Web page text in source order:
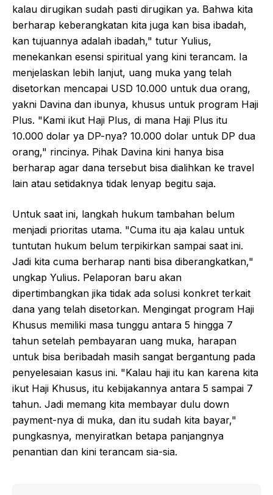
kalau dirugikan sudah pasti dirugikan ya. Bahwa kita
berharap keberangkatan kita juga kan bisa ibadah,
kan tujuannya adalah ibadah," tutur Yulius,
menekankan esensi spiritual yang kini terancam. Ia
menjelaskan lebih lanjut, uang muka yang telah
disetorkan mencapai USD 10.000 untuk dua orang,
yakni Davina dan ibunya, khusus untuk program Haji
Plus. "Kami ikut Haji Plus, di mana Haji Plus itu
10.000 dolar ya DP-nya? 10.000 dolar untuk DP dua
orang," rincinya. Pihak Davina kini hanya bisa
berharap agar dana tersebut bisa dialihkan ke travel
lain atau setidaknya tidak lenyap begitu saja.
Untuk saat ini, langkah hukum tambahan belum
menjadi prioritas utama. "Cuma itu aja kalau untuk
tuntutan hukum belum terpikirkan sampai saat ini.
Jadi kita cuma berharap nanti bisa diberangkatkan,"
ungkap Yulius. Pelaporan baru akan
dipertimbangkan jika tidak ada solusi konkret terkait
dana yang telah disetorkan. Mengingat program Haji
Khusus memiliki masa tunggu antara 5 hingga 7
tahun setelah pembayaran uang muka, harapan
untuk bisa beribadah masih sangat bergantung pada
penyelesaian kasus ini. "Kalau haji itu kan karena kita
ikut Haji Khusus, itu kebijakannya antara 5 sampai 7
tahun. Jadi memang kita membayar dulu down
payment-nya di muka, dan itu sudah kita bayar,"
pungkasnya, menyiratkan betapa panjangnya
penantian dan kini terancam sia-sia.